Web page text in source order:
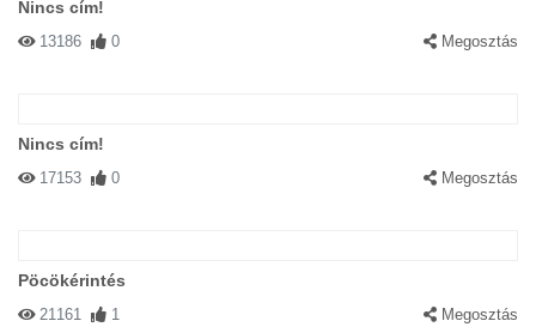
Nincs cím!
13186 0 Megosztás
Nincs cím!
17153 0 Megosztás
Pöcökérintés
21161 1 Megosztás